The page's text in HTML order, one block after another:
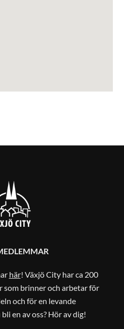
Sök efter:
här! Växjö City har ca 200
som brinner och arbetar för
och för en levande
en av oss? Hör av dig!